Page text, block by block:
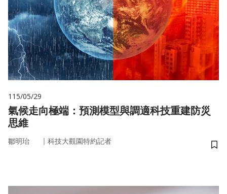
115/05/29
氣候走向極端：預測模型與調適科技重建防災
思維
鄒明珆 ｜ 科技大觀園特約記者
儲